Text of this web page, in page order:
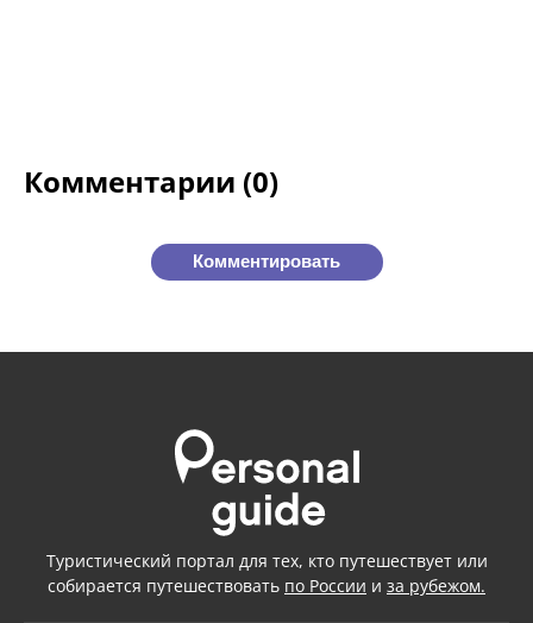
Комментарии (0)
Комментировать
Туристический портал для тех, кто путешествует или
собирается путешествовать по России и за рубежом.